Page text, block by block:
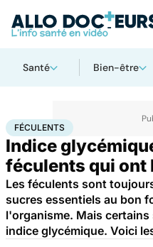
Santé Bien-être
Accueil Bien-être Féculents
FÉCULENTS
Indice
féculents qui ont
Les féculents sont
sucres essentiels au bon
l'organisme. Mais
indice glycémique. Voici